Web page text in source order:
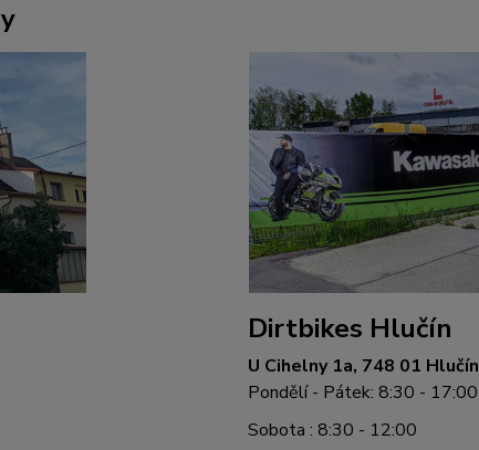
Dirtbikes Hlučín
U Cihelny 1a, 748 01 Hlučín
Pondělí - Pátek: 8:30 - 17:00
Sobota : 8:30 - 12:00